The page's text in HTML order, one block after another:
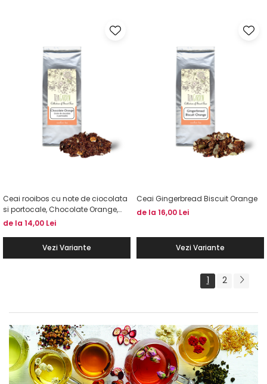
Ceai rooibos cu note de ciocolata
si portocale, Chocolate Orange,
TEAGARDEN
de la 14,00 Lei
Vezi Variante
Ceai Gingerbread Biscuit Orange
de la 16,00 Lei
Vezi Variante
1 2